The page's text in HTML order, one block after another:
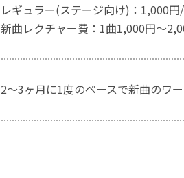
レギュラー(ステージ向け)：1,000円
新曲レクチャー費：1曲1,000円～
2～3ヶ月に1度のペースで新曲のワ